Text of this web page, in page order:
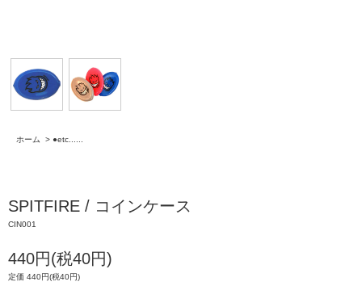
ホーム > ●etc......
SPITFIRE / コインケース
CIN001
440円(税40円)
定価 440円(税40円)